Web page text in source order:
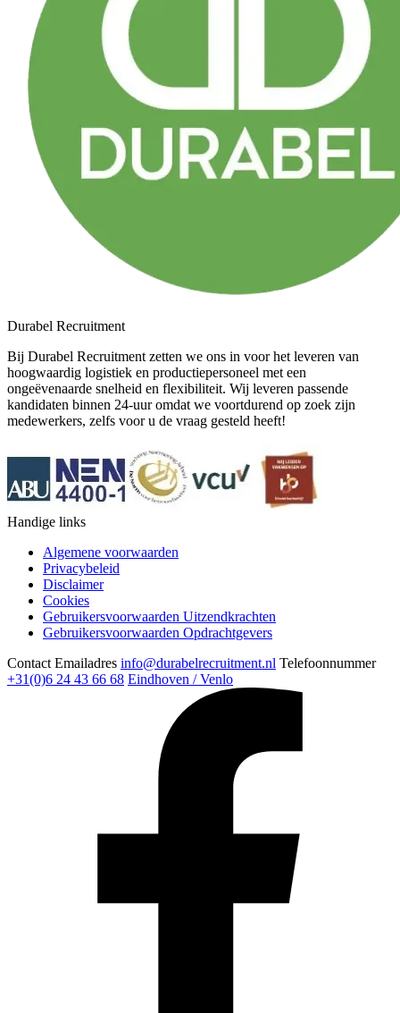
Durabel Recruitment
Bij Durabel Recruitment zetten we ons in voor het leveren van
hoogwaardig logistiek en productiepersoneel met een
ongeëvenaarde snelheid en flexibiliteit. Wij leveren passende
kandidaten binnen 24-uur omdat we voortdurend op zoek zijn
medewerkers, zelfs voor u de vraag gesteld heeft!
Handige links
Algemene voorwaarden
Privacybeleid
Disclaimer
Cookies
Gebruikersvoorwaarden Uitzendkrachten
Gebruikersvoorwaarden Opdrachtgevers
Contact Emailadres info@durabelrecruitment.nl Telefoonnummer
+31(0)6 24 43 66 68 Eindhoven / Venlo